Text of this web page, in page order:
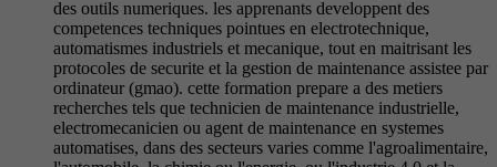
des outils numeriques. les apprenants developpent des
competences techniques pointues en electrotechnique,
automatismes industriels et mecanique, tout en maitrisant les
protocoles de securite et la gestion de maintenance assistee par
ordinateur (gmao). cette formation prepare a des metiers
recherches tels que technicien de maintenance industrielle,
electromecanicien ou agent de maintenance en systemes
automatises, dans des secteurs varies comme l'agroalimentaire,